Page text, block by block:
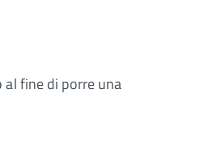
al fine di porre una